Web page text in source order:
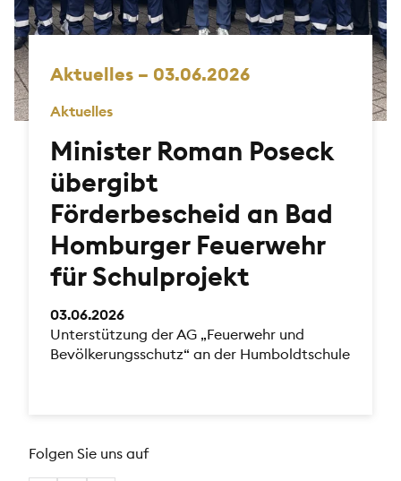
Aktuelles – 03.06.2026
Aktuelles
Minister Roman Poseck
übergibt
Förderbescheid an Bad
Homburger Feuerwehr
für Schulprojekt
03.06.2026
Unterstützung der AG „Feuerwehr und
Bevölkerungsschutz“ an der Humboldtschule
Folgen Sie uns auf